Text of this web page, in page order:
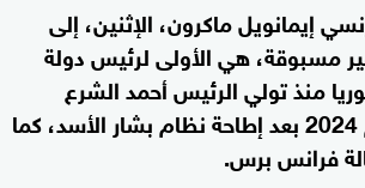
إيمانويل ماكرون، الإثنين، إلى
مسبوقة، هي الأولى لرئيس دولة
منذ تولي الرئيس أحمد الشرع
السلطة أواخر عام 2024 بعد إطاحة نظام بشار الأسد، كما
فرانس برس.